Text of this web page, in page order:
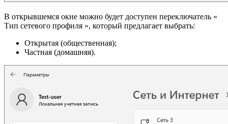
В открывшемся окне можно будет доступен переключатель «
Тип сетевого профиля », который предлагает выбрать:
Открытая (общественная);
Частная (домашняя).